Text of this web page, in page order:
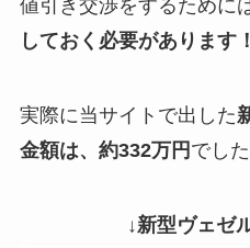
値引き交渉をするために
しておく必要があります！
実際に当サイトで出した
金額は、約332万円 でした
↓新型ヴェゼ